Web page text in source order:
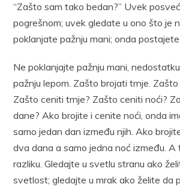
“Zašto sam tako bedan?” Uvek
pogrešnom; uvek gledate u ono što je
poklanjate pažnju mani; onda
Ne poklanjajte pažnju mani,
pažnju lepom. Zašto brojati trnje.
Zašto ceniti trnje? Zašto ceniti noći?
dane? Ako brojite i cenite noći, onda
samo jedan dan između njih. Ako
dva dana a samo jedna noć između. A
razliku. Gledajte u svetlu stranu ako
svetlost; gledajte u mrak ako želite da